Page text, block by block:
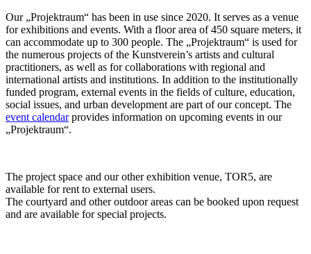
Our „Projektraum“ has been in use since 2020. It serves as a venue
for exhibitions and events. With a floor area of 450 square meters, it
can accommodate up to 300 people. The „Projektraum“ is used for
the numerous projects of the Kunstverein’s artists and cultural
practitioners, as well as for collaborations with regional and
international artists and institutions. In addition to the institutionally
funded program, external events in the fields of culture, education,
social issues, and urban development are part of our concept. The
event calendarprovides information on upcoming events in our
„Projektraum“.
The project space and our other exhibition venue, TOR5, are
available for rent to external users.
The courtyard and other outdoor areas can be booked upon request
and are available for special projects.